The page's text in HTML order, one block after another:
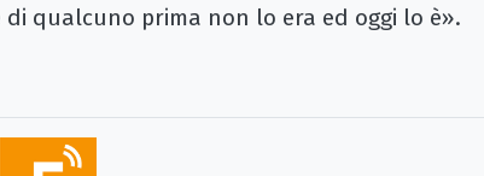
qualcuno prima non lo era ed oggi lo è».